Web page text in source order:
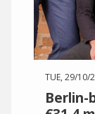
TUE, 29/10/
Berlin-